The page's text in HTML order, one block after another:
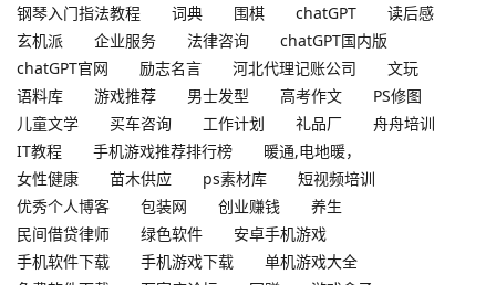
钢琴入门指法教程
词典 围棋 chatGPT
读后感
玄机派
企业服务 法律咨询
chatGPT国内版
chatGPT官网
励志名言 河北代理记账公司
文玩
语料库
游戏推荐 男士发型 高考作文
PS修图
儿童文学
买车咨询 工作计划 礼品厂
舟舟培训
IT教程
手机游戏推荐排行榜
暖通,电地暖，
女性健康
苗木供应 ps素材库
短视频培训
优秀个人博客
包装网 创业赚钱
养生
民间借贷律师
绿色软件
安卓手机游戏
手机软件下载
手机游戏下载
单机游戏大全